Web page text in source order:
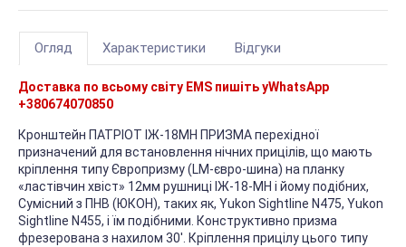
Огляд Характеристики Відгуки
Доставка по всьому світу EMS пишіть уWhatsApp
+380674070850
Кронштейн ПАТРІОТ ІЖ-18МН ПРИЗМА перехідної
призначений для встановлення нічних прицілів, що мають
кріплення типу Європризму (LM-євро-шина) на планку
«ластівчин хвіст» 12мм рушниці ІЖ-18-МН і йому подібних,
Сумісний з ПНВ (ЮКОН), таких як, Yukon Sightline N475, Yukon
Sightline N455, і їм подібними. Конструктивно призма
фрезерована з нахилом 30'. Кріплення прицілу цього типу